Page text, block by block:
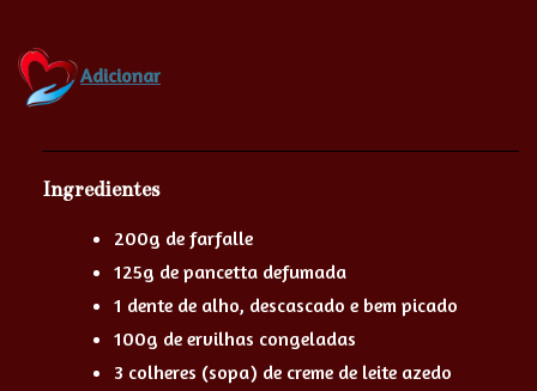
Adicionar
Ingredientes
200g de farfalle
125g de pancetta defumada
1 dente de alho, descascado e bem picado
100g de ervilhas congeladas
3 colheres (sopa) de creme de leite azedo